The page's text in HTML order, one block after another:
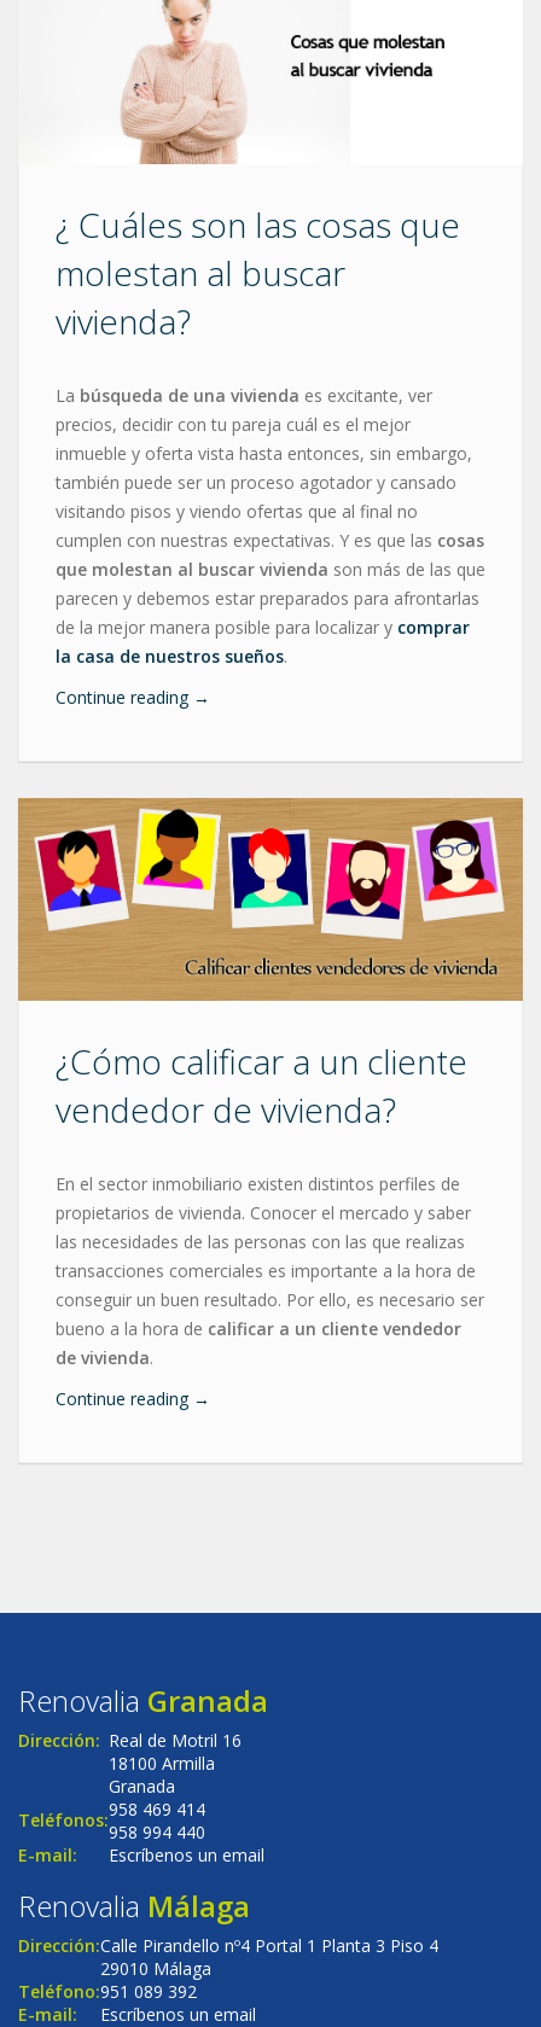
¿ Cuáles son las cosas que
molestan al buscar
vivienda?
La búsqueda de una vivienda es excitante, ver
precios, decidir con tu pareja cuál es el mejor
inmueble y oferta vista hasta entonces, sin embargo,
también puede ser un proceso agotador y cansado
visitando pisos y viendo ofertas que al final no
cumplen con nuestras expectativas. Y es que las cosas
que molestan al buscar vivienda son más de las que
parecen y debemos estar preparados para afrontarlas
de la mejor manera posible para localizar y comprar
la casa de nuestros sueños.
Continue reading →
¿Cómo calificar a un cliente
vendedor de vivienda?
En el sector inmobiliario existen distintos perfiles de
propietarios de vivienda. Conocer el mercado y saber
las necesidades de las personas con las que realizas
transacciones comerciales es importante a la hora de
conseguir un buen resultado. Por ello, es necesario ser
bueno a la hora de calificar a un cliente vendedor
de vivienda.
Continue reading →
Renovalia Granada
Dirección: Real de Motril 16
18100 Armilla
Granada
Teléfonos:958 469 414
958 994 440
E-mail:
Escríbenos un email
Renovalia Málaga
Dirección:Calle Pirandello nº4 Portal 1 Planta 3 Piso 4
29010 Málaga
Teléfono:951 089 392
E-mail:
Escríbenos un email